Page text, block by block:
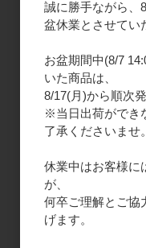
口座番号：普通 1659680
口座名義（カナ）：カ）
2. ご請求書払い
法人様限定となります
商品と一緒にご請求書
となります。
法人/個人/個人事業主様
Mastercard / JCB /
だけます。
誠に勝手ながら、
盆休業とさせてい
お盆期間中(8/7
いた商品は、
8/17(月)から順次
※当日出荷ができ
了承くださいませ。
休業中はお客様に
が、
何卒ご理解とご協
げます。